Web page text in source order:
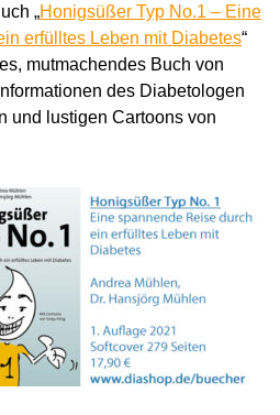
„Honigsüßer Typ No.1 – Eine
erfülltes Leben mit Diabetes“
mutmachendes Buch von
des Diabetologen
und lustigen Cartoons von